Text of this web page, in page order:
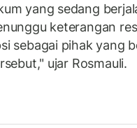
yang sedang
keterangan
sebagai pihak yang
ujar Rosmauli.